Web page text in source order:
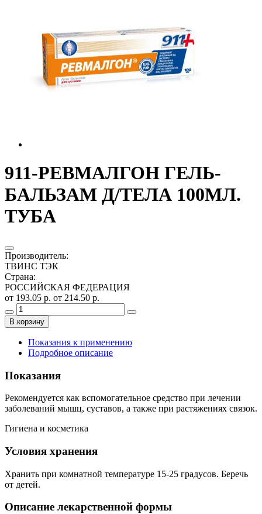
911-РЕВМАЛГОН ГЕЛЬ-
БАЛЬЗАМ Д/ТЕЛА 100МЛ.
ТУБА
Производитель:
ТВИНС ТЭК
Страна:
РОССИЙСКАЯ ФЕДЕРАЦИЯ
от 193.05 р. от 214.50 р.
В корзину
Показания к применению
Подробное описание
Показания
Рекомендуется как вспомогательное средство при лечении
заболеваний мышц, суставов, а также при растяжениях связок.
Гигиена и косметика
Условия хранения
Хранить при комнатной температуре 15-25 градусов. Беречь
от детей.
Описание лекарственной формы